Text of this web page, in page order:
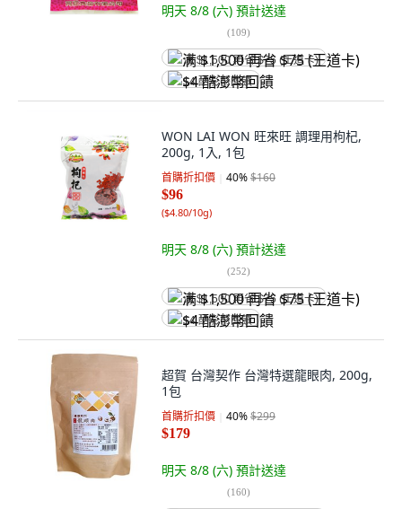
明天 8/8 (六) 預計送達
(109)
满 $1,500 再省 $75 (王道卡)
$4 酷澎幣回饋
WON LAI WON 旺來旺 調理用枸杞,
200g, 1入, 1包
首購折扣價 40%$160
$96
($4.80/10g)
明天 8/8 (六) 預計送達
(252)
满 $1,500 再省 $75 (王道卡)
$4 酷澎幣回饋
超賀 台灣契作 台灣特選龍眼肉, 200g,
1包
首購折扣價 40%$299
$179
明天 8/8 (六) 預計送達
(160)